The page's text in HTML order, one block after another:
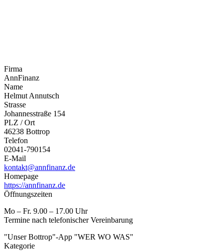
Firma
AnnFinanz
Name
Helmut Annutsch
Strasse
Johannesstraße 154
PLZ / Ort
46238 Bottrop
Telefon
02041-790154
E-Mail
kontakt@annfinanz.de
Homepage
https://annfinanz.de
Öffnungszeiten
Mo – Fr. 9.00 – 17.00 Uhr
Termine nach telefonischer Vereinbarung
"Unser Bottrop"-App "WER WO WAS"
Kategorie